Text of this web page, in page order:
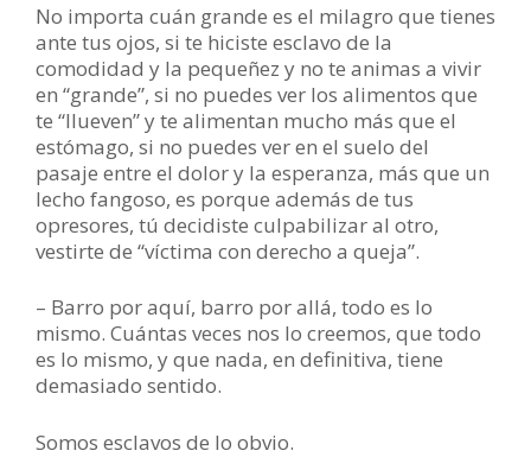
No importa cuán grande es el milagro que tienes
ante tus ojos, si te hiciste esclavo de la
comodidad y la pequeñez y no te animas a vivir
en “grande”, si no puedes ver los alimentos que
te “llueven” y te alimentan mucho más que el
estómago, si no puedes ver en el suelo del
pasaje entre el dolor y la esperanza, más que un
lecho fangoso, es porque además de tus
opresores, tú decidiste culpabilizar al otro,
vestirte de “víctima con derecho a queja”.
– Barro por aquí, barro por allá, todo es lo
mismo. Cuántas veces nos lo creemos, que todo
es lo mismo, y que nada, en definitiva, tiene
demasiado sentido.
Somos esclavos de lo obvio.